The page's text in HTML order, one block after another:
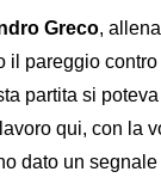
Greco,
il pareggio
partita si
qui, con la
dato un